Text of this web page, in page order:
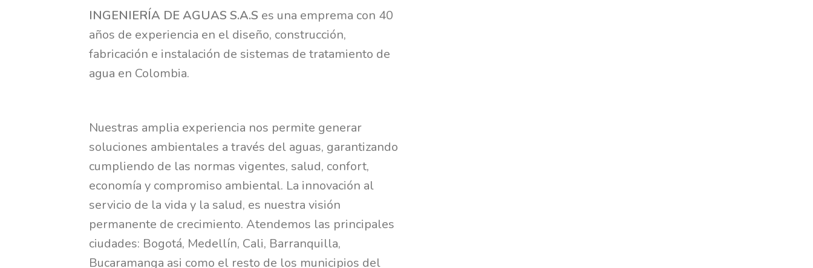
INGENIERÍA DE AGUAS S.A.S es una emprema con 40
años de experiencia en el diseño, construcción,
fabricación e instalación de sistemas de tratamiento de
agua en Colombia.
Nuestras amplia experiencia nos permite generar
soluciones ambientales a través del aguas, garantizando
cumpliendo de las normas vigentes, salud, confort,
economía y compromiso ambiental. La innovación al
servicio de la vida y la salud, es nuestra visión
permanente de crecimiento. Atendemos las principales
ciudades: Bogotá, Medellín, Cali, Barranquilla,
Bucaramanga asi como el resto de los municipios del